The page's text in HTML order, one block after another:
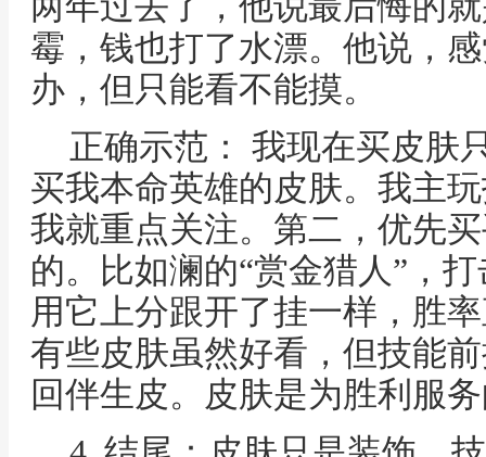
霉，钱也打了水漂。他说，
办，但只能看不能摸。
正确示范： 我现在买皮肤
买我本命英雄的皮肤。我主
我就重点关注。第二，优先
的。比如澜的“赏金猎人”，
用它上分跟开了挂一样，胜
有些皮肤虽然好看，但技能
回伴生皮。皮肤是为胜利服